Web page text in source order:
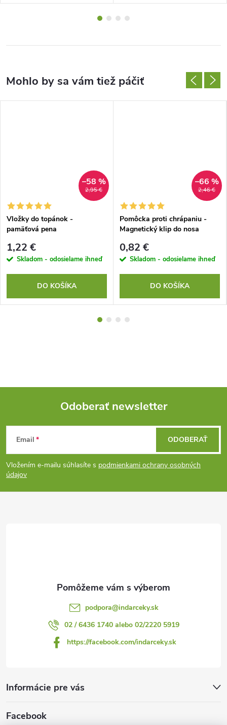
2,95 €
–58 %
Vložky do topánok -
pamäťová pena
1,22 €
Skladom - odosielame ihneď
DO KOŠÍKA
2,46 €
–66 %
Pomôcka proti chrápaniu -
Magnetický klip do nosa
0,82 €
Skladom - odosielame ihneď
DO KOŠÍKA
Z
á
p
Odoberať newsletter
Email
Vložením e-mailu súhlasíte s podmienkami ochrany osobných
údajov
ODOBERAŤ
podpora@indarceky.sk
02 / 6436 1740 alebo 02/2220 5919
https://facebook.com/indarceky.sk
Informácie pre vás
Facebook